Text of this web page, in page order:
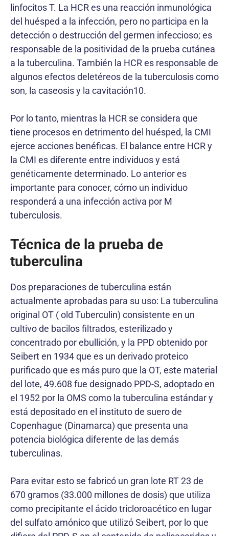
linfocitos T. La HCR es una reacción inmunológica
del huésped a la infección, pero no participa en la
detección o destrucción del germen infeccioso; es
responsable de la positividad de la prueba cutánea
a la tuberculina. También la HCR es responsable de
algunos efectos deletéreos de la tuberculosis como
son, la caseosis y la cavitación10.
Por lo tanto, mientras la HCR se considera que
tiene procesos en detrimento del huésped, la CMI
ejerce acciones benéficas. El balance entre HCR y
la CMI es diferente entre individuos y está
genéticamente determinado. Lo anterior es
importante para conocer, cómo un individuo
responderá a una infección activa por M
tuberculosis.
Técnica de la prueba de
tuberculina
Dos preparaciones de tuberculina están
actualmente aprobadas para su uso: La tuberculina
original OT ( old Tuberculin) consistente en un
cultivo de bacilos filtrados, esterilizado y
concentrado por ebullición, y la PPD obtenido por
Seibert en 1934 que es un derivado proteico
purificado que es más puro que la OT, este material
del lote, 49.608 fue designado PPD-S, adoptado en
el 1952 por la OMS como la tuberculina estándar y
está depositado en el instituto de suero de
Copenhague (Dinamarca) que presenta una
potencia biológica diferente de las demás
tuberculinas.
Para evitar esto se fabricó un gran lote RT 23 de
670 gramos (33.000 millones de dosis) que utiliza
como precipitante el ácido tricloroacético en lugar
del sulfato amónico que utilizó Seibert, por lo que